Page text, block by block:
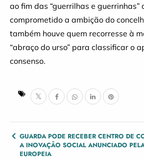
ao fim das “guerrilhas e guerrinhas”
comprometido a ambição do
também houve quem recorresse à
“abraço do urso” para classificar o
consenso.
POST
NAVIGATION
GUARDA PODE RECEBER CENTRO DE
A INOVAÇÃO SOCIAL ANUNCIADO
EUROPEIA